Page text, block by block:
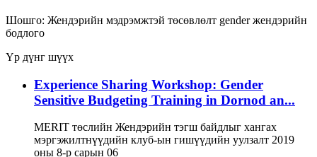
Шошго: Жендэрийн мэдрэмжтэй төсөвлөлт genderжендэрийн
бодлого
Үр дүнг шүүх
Experience Sharing Workshop: Gender
Sensitive Budgeting Training in Dornod an...
MERIT төслийн Жендэрийн тэгш байдлыг хангах
мэргэжилтнүүдийн клуб-ын гишүүдийн уулзалт 2019
оны 8-р сарын 06